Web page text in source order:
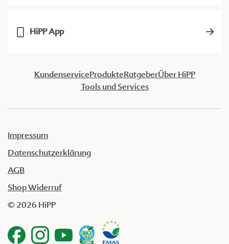
HiPP App
KundenserviceProdukteRatgeberÜber HiPP
Tools und Services
Impressum
Datenschutzerklärung
AGB
Shop Widerruf
© 2026 HiPP